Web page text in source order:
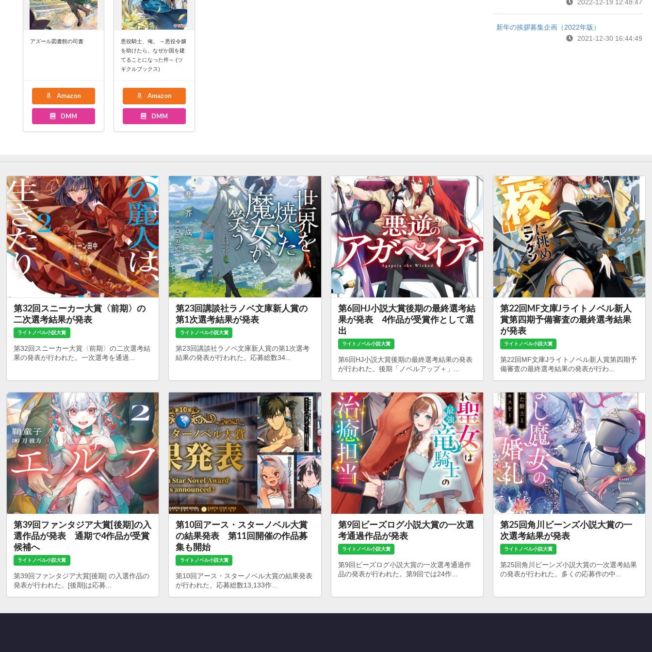
アズール図書館の司書
Amazon
DMM
悪役騎士、俺。 ～悪役令嬢
を助けたら、なぜか国を建
てることになった件～ (ツ
ギクルブックス)
Amazon
DMM
2022-12-19 12:48:47
新年の挨拶募集企画（2022年版）
2021-12-30 16:44:49
第32回スニーカー大賞〈前期〉の
二次選考結果が発表
ライトノベル小説大賞
第32回スニーカー大賞〈前期〉の二次選考結
果の発表が行われた。一次選考を通過...
第23回講談社ラノベ文庫新人賞の
第1次選考結果が発表
ライトノベル小説大賞
第23回講談社ラノベ文庫新人賞の第1次選考
結果の発表が行われた。応募総数34...
第6回HJ小説大賞後期の最終選考結
果が発表 4作品が受賞作として選
出
ライトノベル小説大賞
第6回HJ小説大賞後期の最終選考結果の発表
が行われた。後期「ノベルアップ＋」...
第22回MF文庫Jライトノベル新人
賞第四期予備審査の最終選考結果
が発表
ライトノベル小説大賞
第22回MF文庫Jライトノベル新人賞第四期予
備審査の最終選考結果の発表が行わ...
第39回ファンタジア大賞[後期]の入
選作品が発表 通期で4作品が受賞
候補へ
ライトノベル小説大賞
第39回ファンタジア大賞[後期] の入選作品の
発表が行われた。[後期]は応募...
第10回アース・スターノベル大賞
の結果発表 第11回開催の作品募
集も開始
ライトノベル小説大賞
第10回アース・スターノベル大賞の結果発表
が行われた。応募総数13,133作...
第9回ビーズログ小説大賞の一次選
考通過作品が発表
ライトノベル小説大賞
第9回ビーズログ小説大賞の一次選考通過作
品の発表が行われた。第9回では24作...
第25回角川ビーンズ小説大賞の一
次選考結果が発表
ライトノベル小説大賞
第25回角川ビーンズ小説大賞の一次選考結果
の発表が行われた。多くの応募作の中...